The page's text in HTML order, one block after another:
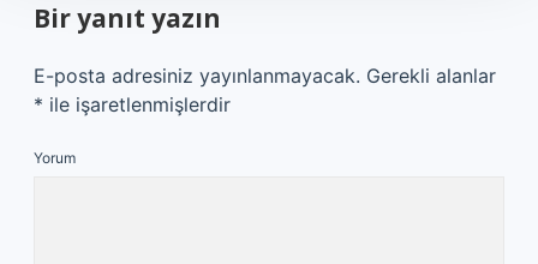
Bir yanıt yazın
E-posta adresiniz yayınlanmayacak. Gerekli alanlar
* ile işaretlenmişlerdir
Yorum